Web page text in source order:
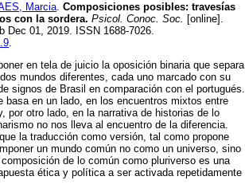
Marcia. Composiciones posibles: travesías
con la sordera. Psicol. Conoc. Soc. [online].
Dec 01, 2019. ISSN 1688-7026.
.
en tela de juicio la oposición binaria que separa
mundos diferentes, cada uno marcado con su
signos de Brasil en comparación con el portugués.
basa en un lado, en los encuentros mixtos entre
por otro lado, en la narrativa de historias de lo
no nos lleva al encuentro de la diferencia.
la traducción como versión, tal como propone
un mundo común no como un universo, sino
de lo común como pluriverso es una
ética y política a ser activada repetidamente